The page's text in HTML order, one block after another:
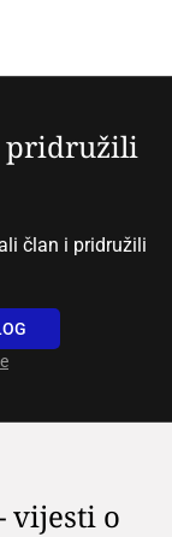
pridružili
član i pridružili
vijesti o